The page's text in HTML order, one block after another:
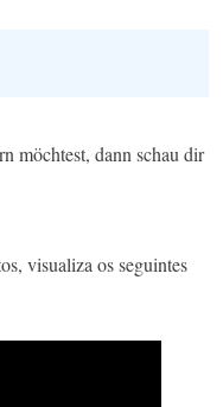
möchtest, dann schau dir
visualiza os seguintes